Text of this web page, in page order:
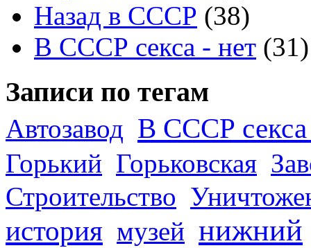
Назад в СССР (38)
В СССР секса - нет (31)
Записи по тегам
Автозавод В СССР секса
Горький Горьковская
Строительство
история музей нижний